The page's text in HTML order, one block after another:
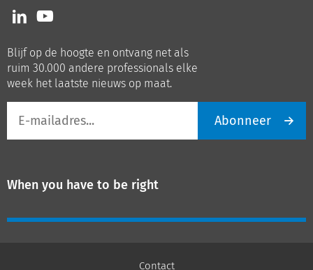
Volg
ons
LinkedIn
Volg
ons
Youtube
Blijf op de hoogte en ontvang net als
ruim 30.000 andere professionals elke
week het laatste nieuws op maat.
mailadres
Abonneer
When you have to be right
Contact